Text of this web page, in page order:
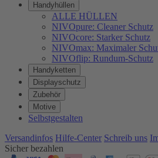
Handyhüllen
ALLE HÜLLEN
NIVOpure: Cleaner Schutz
NIVOcore: Starker Schutz
NIVOmax: Maximaler
NIVOflip: Rundum-Schutz
Handyketten
Displayschutz
Zubehör
Motive
Selbstgestalten
Versandinfos Hilfe-Center Schreib uns
Sicher bezahlen